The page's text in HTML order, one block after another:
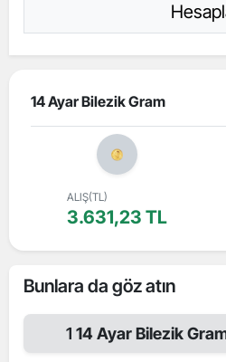
14 Ayar Bilezik Gram
ALIŞ(TL)
3.631,23 TL
Bunlara da göz atın
1 14 Ayar Bilezik